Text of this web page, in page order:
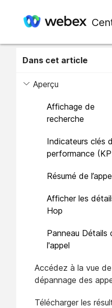
Dans cet article
Aperçu
Affichage de
recherche
Indicateurs clés
performance
Résumé de
Afficher les
Hop
Panneau Détails
l'appel
Accédez à la vue de
dépannage des
Télécharger les